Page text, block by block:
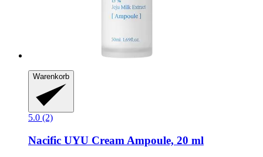
Warenkorb
5.0 (2)
Nacific UYU Cream Ampoule, 20 ml